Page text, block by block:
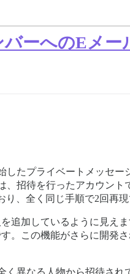
ーへのEメー
たプライベートメッセ
、招待を行ったアカウン
り、全く同じ手順で2回再現
追加しているように見え
。この機能がさらに開発